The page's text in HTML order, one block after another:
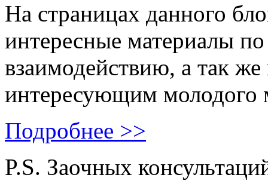
На страницах данного
интересные материалы
взаимодействию, а так
интересующим молодого
Подробнее >>
P.S. Заочных